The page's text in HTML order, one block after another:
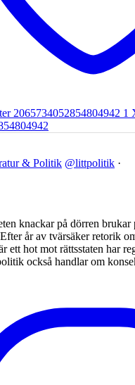
2065734052854804942 1
& Politik @littpolitik ·
knackar på dörren brukar
år av tvärsäker retorik
ett hot mot rättsstaten har
också handlar om